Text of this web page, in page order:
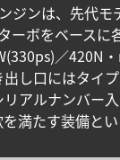
ジンは、先代モ
ーボをベースに
／420N
し口にはタイ
アルナンバー
満たす装備と